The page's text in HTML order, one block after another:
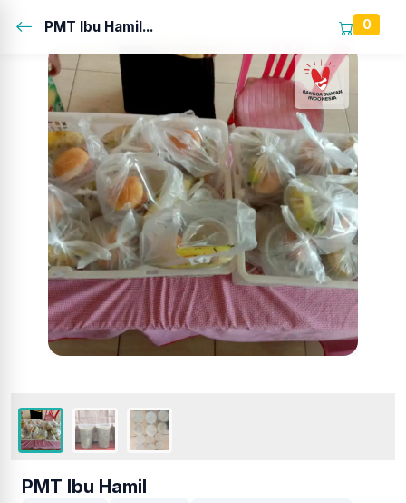
PMT Ibu Hamil... 0
PMT Ibu Hamil